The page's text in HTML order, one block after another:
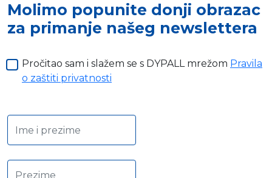
Molimo popunite donji obrazac
za primanje našeg newslettera
Pročitao sam i slažem se s DYPALL mrežom Pravila
o zaštiti privatnosti